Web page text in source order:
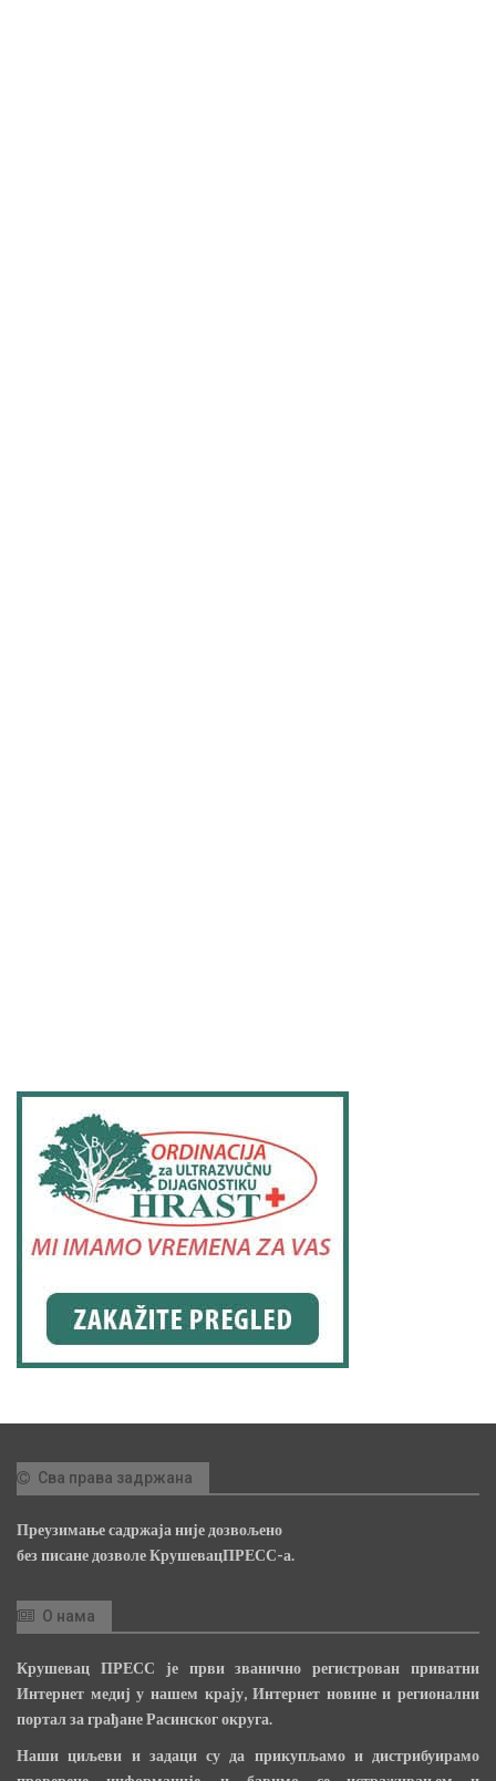
Сва права задржана
Преузимање садржаја није дозвољено
без писане дозволе КрушевацПРЕСС-а.
О нама
Крушевац ПРЕСС је први званично регистрован приватни
Интернет медиј у нашем крају, Интернет новине и регионални
портал за грађане Расинског округа.
Наши циљеви и задаци су да прикупљамо и дистрибуирамо